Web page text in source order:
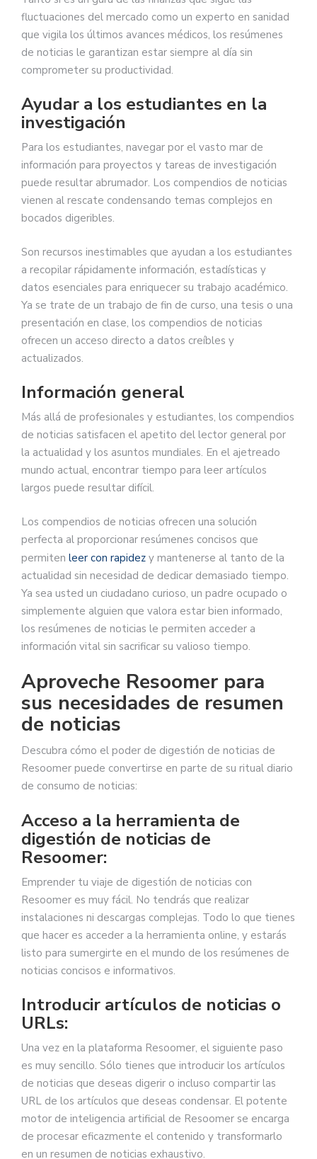
fluctuaciones del mercado como un experto en sanidad
que vigila los últimos avances médicos, los resúmenes
de noticias le garantizan estar siempre al día sin
comprometer su productividad.
Ayudar a los estudiantes en la
investigación
Para los estudiantes, navegar por el vasto mar de
información para proyectos y tareas de investigación
puede resultar abrumador. Los compendios de noticias
vienen al rescate condensando temas complejos en
bocados digeribles.
Son recursos inestimables que ayudan a los estudiantes
a recopilar rápidamente información, estadísticas y
datos esenciales para enriquecer su trabajo académico.
Ya se trate de un trabajo de fin de curso, una tesis o una
presentación en clase, los compendios de noticias
ofrecen un acceso directo a datos creíbles y
actualizados.
Información general
Más allá de profesionales y estudiantes, los compendios
de noticias satisfacen el apetito del lector general por
la actualidad y los asuntos mundiales. En el ajetreado
mundo actual, encontrar tiempo para leer artículos
largos puede resultar difícil.
Los compendios de noticias ofrecen una solución
perfecta al proporcionar resúmenes concisos que
permiten leer con rapidez y mantenerse al tanto de la
actualidad sin necesidad de dedicar demasiado tiempo.
Ya sea usted un ciudadano curioso, un padre ocupado o
simplemente alguien que valora estar bien informado,
los resúmenes de noticias le permiten acceder a
información vital sin sacrificar su valioso tiempo.
Aproveche Resoomer para
sus necesidades de resumen
de noticias
Descubra cómo el poder de digestión de noticias de
Resoomer puede convertirse en parte de su ritual diario
de consumo de noticias:
Acceso a la herramienta de
digestión de noticias de
Resoomer:
Emprender tu viaje de digestión de noticias con
Resoomer es muy fácil. No tendrás que realizar
instalaciones ni descargas complejas. Todo lo que tienes
que hacer es acceder a la herramienta online, y estarás
listo para sumergirte en el mundo de los resúmenes de
noticias concisos e informativos.
Introducir artículos de noticias o
URLs:
Una vez en la plataforma Resoomer, el siguiente paso
es muy sencillo. Sólo tienes que introducir los artículos
de noticias que deseas digerir o incluso compartir las
URL de los artículos que deseas condensar. El potente
motor de inteligencia artificial de Resoomer se encarga
de procesar eficazmente el contenido y transformarlo
en un resumen de noticias exhaustivo.